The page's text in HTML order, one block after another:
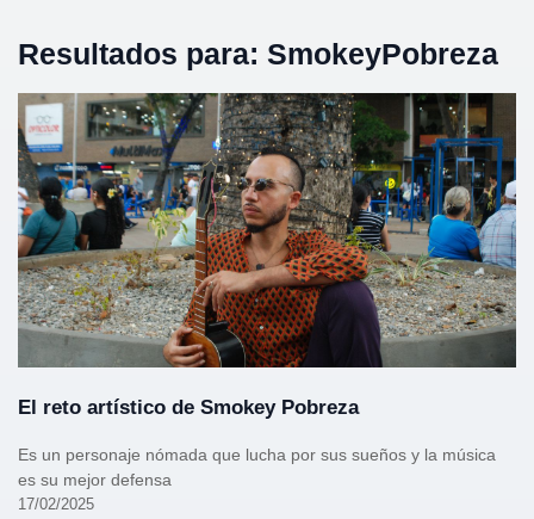
Resultados para: SmokeyPobreza
El reto artístico de Smokey Pobreza
Es un personaje nómada que lucha por sus sueños y la música
es su mejor defensa
17/02/2025